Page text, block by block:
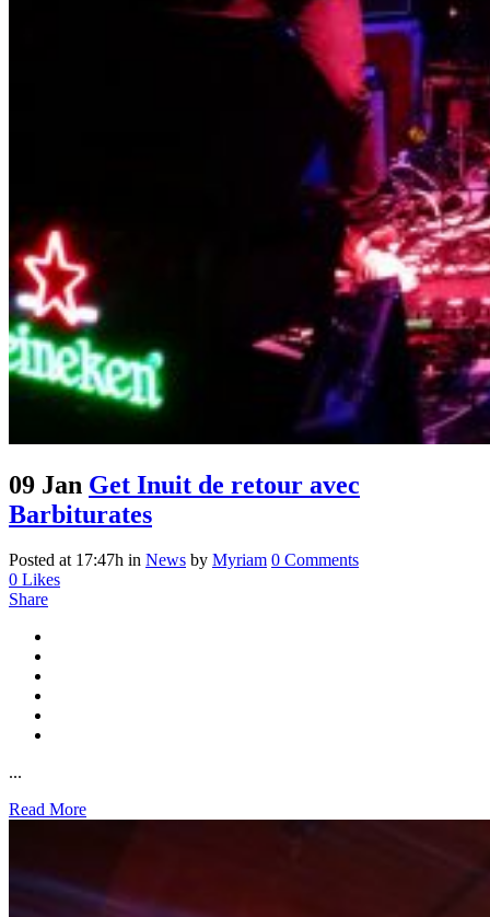
09 Jan Get Inuit de retour avec
Barbiturates
Posted at 17:47h in News by Myriam 0 Comments
0 Likes
Share
...
Read More